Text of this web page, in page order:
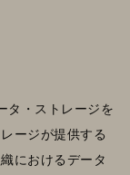
タ・ストレージを
ージが提供する
におけるデータ